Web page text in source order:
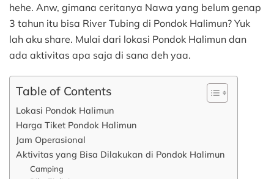
hehe. Anw, gimana ceritanya Nawa yang belum genap
3 tahun itu bisa River Tubing di Pondok Halimun? Yuk
lah aku share. Mulai dari lokasi Pondok Halimun dan
ada aktivitas apa saja di sana deh yaa.
Table of Contents
Lokasi Pondok Halimun
Harga Tiket Pondok Halimun
Jam Operasional
Aktivitas yang Bisa Dilakukan di Pondok Halimun
Camping